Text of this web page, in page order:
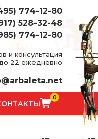
774-12-80
528-32-48
774-12-80
и консультация
22 ежедневно
0